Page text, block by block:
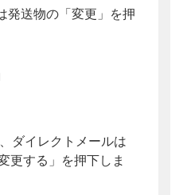
発送物の「変更」を押
ダイレクトメールは
更する」を押下しま